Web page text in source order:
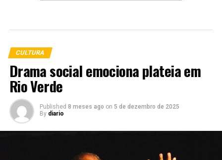
CULTURA
Drama social emociona plateia em
Rio Verde
Published 8 meses ago on 5 de dezembro de 2025
By diario